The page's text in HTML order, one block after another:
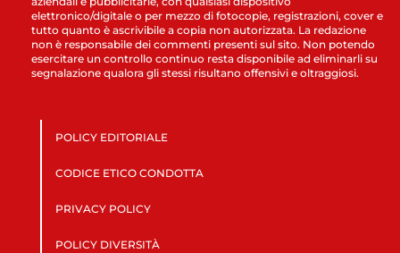
elettronico/digitale o per mezzo di fotocopie, registrazioni, cover e
tutto quanto è ascrivibile a copia non autorizzata. La redazione
non è responsabile dei commenti presenti sul sito. Non potendo
esercitare un controllo continuo resta disponibile ad eliminarli su
segnalazione qualora gli stessi risultano offensivi e oltraggiosi.
POLICY EDITORIALE
CODICE ETICO CONDOTTA
PRIVACY POLICY
POLICY DIVERSITÀ